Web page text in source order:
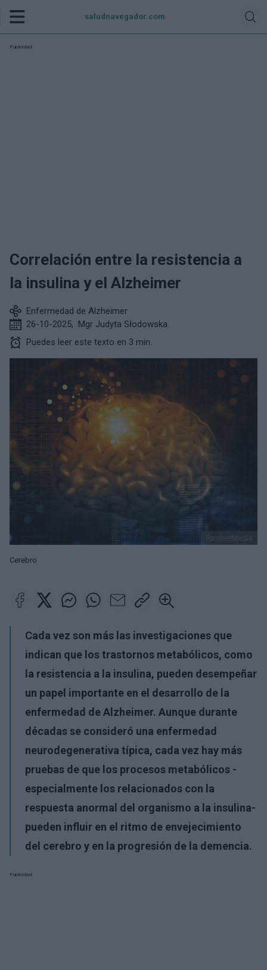
saludnavegador.com
Publicidad:
Correlación entre la resistencia a
la insulina y el Alzheimer
Enfermedad de Alzheimer
26-10-2025, Mgr Judyta Słodowska
Puedes leer este texto en 3 min.
Cerebro
Cada vez son más las investigaciones que
indican que los trastornos metabólicos, como
la resistencia a la insulina, pueden desempeñar
un papel importante en el desarrollo de la
enfermedad de Alzheimer. Aunque durante
décadas se consideró una enfermedad
neurodegenerativa típica, cada vez hay más
pruebas de que los procesos metabólicos -
especialmente los relacionados con la
respuesta anormal del organismo a la insulina-
pueden influir en el ritmo de envejecimiento
del cerebro y en la progresión de la demencia.
Publicidad: